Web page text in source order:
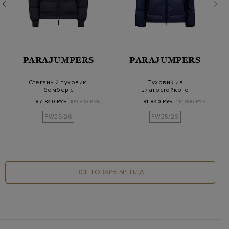
PARAJUMPERS
Стеганый пуховик-
бомбер с
капюшоном и наш…
87 840 РУБ. 109 800 РУБ.
FW25/26
PARAJUMPERS
Пуховик из
влагостойкого
нейлона Ox…
91 840 РУБ. 114 800 РУБ.
FW25/26
ВСЕ ТОВАРЫ БРЕНДА